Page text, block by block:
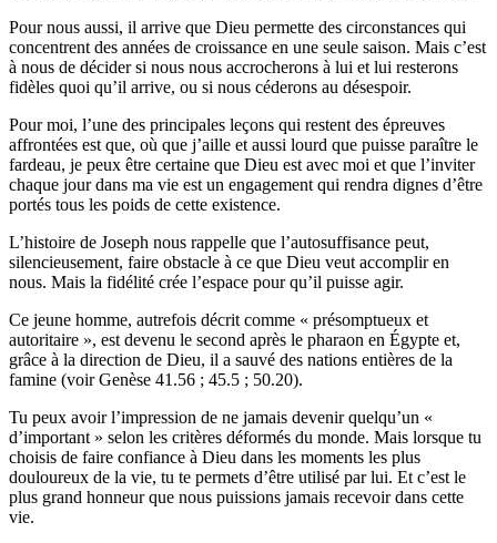
Pour nous aussi, il arrive que Dieu permette des circonstances qui
concentrent des années de croissance en une seule saison. Mais c’est
à nous de décider si nous nous accrocherons à lui et lui resterons
fidèles quoi qu’il arrive, ou si nous céderons au désespoir.
Pour moi, l’une des principales leçons qui restent des épreuves
affrontées est que, où que j’aille et aussi lourd que puisse paraître le
fardeau, je peux être certaine que Dieu est avec moi et que l’inviter
chaque jour dans ma vie est un engagement qui rendra dignes d’être
portés tous les poids de cette existence.
L’histoire de Joseph nous rappelle que l’autosuffisance peut,
silencieusement, faire obstacle à ce que Dieu veut accomplir en
nous. Mais la fidélité crée l’espace pour qu’il puisse agir.
Ce jeune homme, autrefois décrit comme « présomptueux et
autoritaire », est devenu le second après le pharaon en Égypte et,
grâce à la direction de Dieu, il a sauvé des nations entières de la
famine (voir Genèse 41.56 ; 45.5 ; 50.20).
Tu peux avoir l’impression de ne jamais devenir quelqu’un «
d’important » selon les critères déformés du monde. Mais lorsque tu
choisis de faire confiance à Dieu dans les moments les plus
douloureux de la vie, tu te permets d’être utilisé par lui. Et c’est le
plus grand honneur que nous puissions jamais recevoir dans cette
vie.